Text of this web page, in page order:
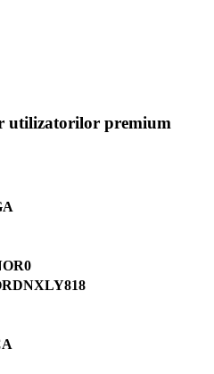
utilizatorilor premium